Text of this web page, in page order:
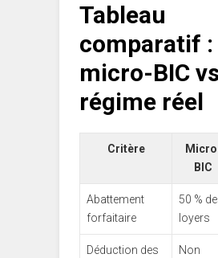
Tableau
comparatif :
micro-BIC
régime réel
Critère
BIC
Abattement
forfaitaire
50 %
loyers
Déduction des
Non